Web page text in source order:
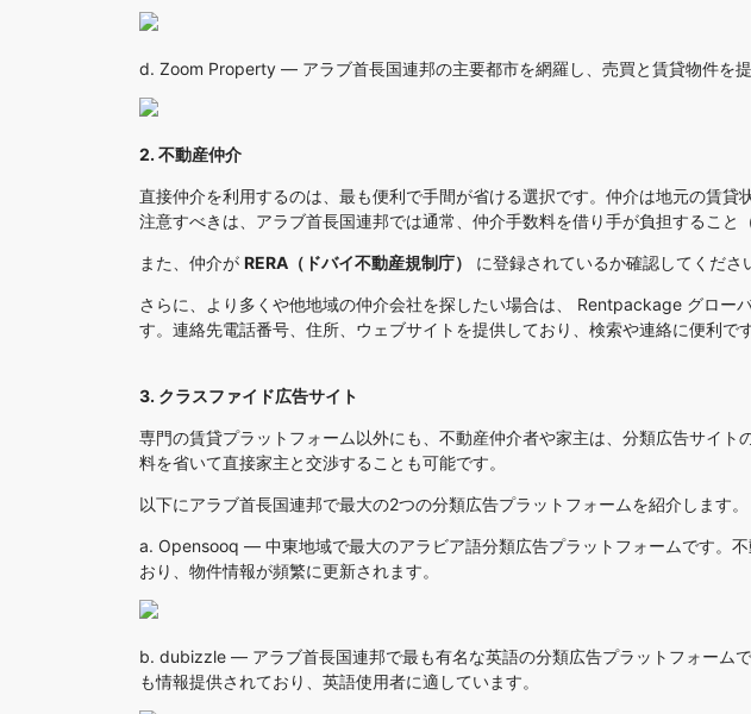
d. Zoom Property — アラブ首長国連邦の主要都市を網羅し、売買と賃貸物件を
2. 不動産仲介
直接仲介を利用するのは、最も便利で手間が省ける選択です。仲介は地元の賃
注意すべきは、アラブ首長国連邦では通常、仲介手数料を借り手が負担するこ
また、仲介が RERA（ドバイ不動産規制庁） に登録されているか確認してくださ
さらに、より多くや他地域の仲介会社を探したい場合は、 Rentpackage グロー
す。連絡先電話番号、住所、ウェブサイトを提供しており、検索や連絡に便利で
3. クラスファイド広告サイト
専門の賃貸プラットフォーム以外にも、不動産仲介者や家主は、分類広告サイ
料を省いて直接家主と交渉することも可能です。
以下にアラブ首長国連邦で最大の2つの分類広告プラットフォームを紹介します。
a. Opensooq — 中東地域で最大のアラビア語分類広告プラットフォームです。
おり、物件情報が頻繁に更新されます。
b. dubizzle — アラブ首長国連邦で最も有名な英語の分類広告プラットフォーム
も情報提供されており、英語使用者に適しています。